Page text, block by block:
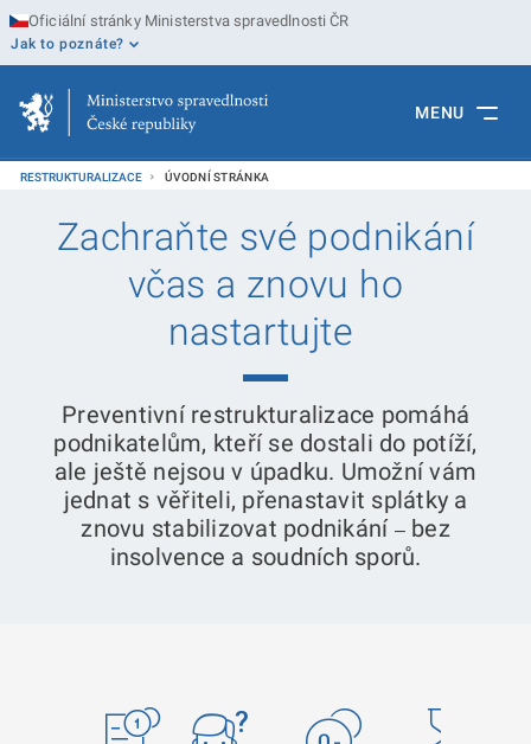
Oficiální stránky Ministerstva spravedlnosti ČR
Jak to poznáte?
MENU
RESTRUKTURALIZACE ÚVODNÍ STRÁNKA
Zachraňte své podnikání
včas a znovu ho
nastartujte
Preventivní restrukturalizace pomáhá
podnikatelům, kteří se dostali do potíží,
ale ještě nejsou v úpadku. Umožní vám
jednat s věřiteli, přenastavit splátky a
znovu stabilizovat podnikání –bez
insolvence a soudních sporů.